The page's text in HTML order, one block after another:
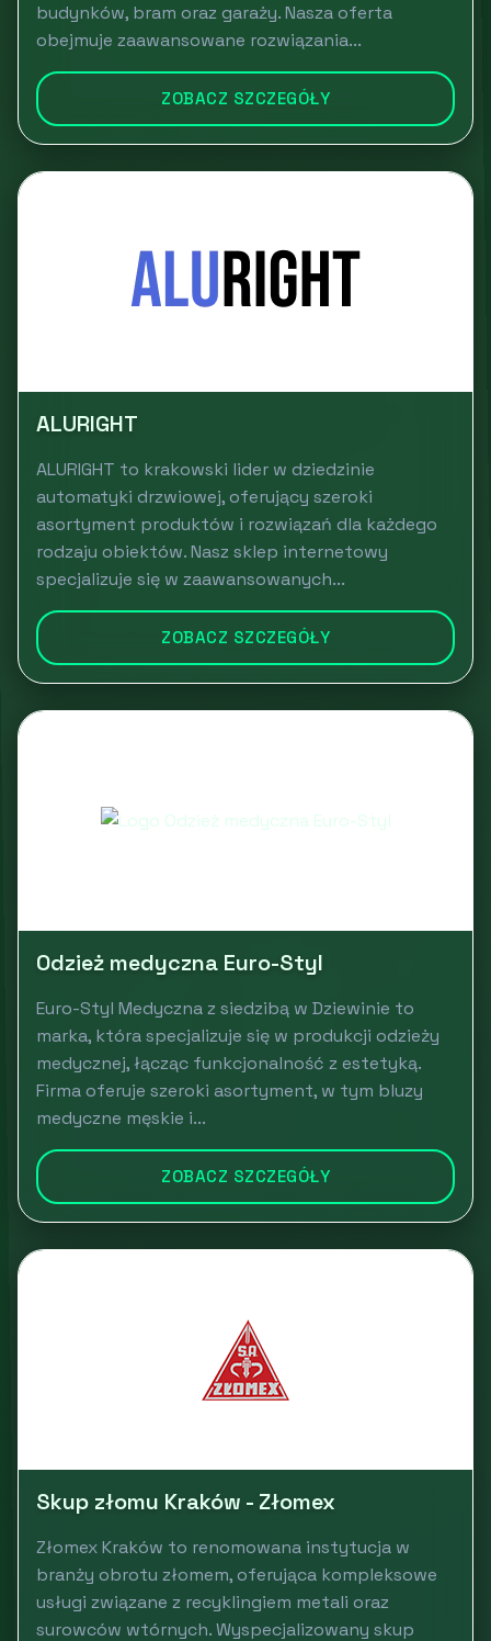
budynków, bram oraz garaży. Nasza oferta
obejmuje zaawansowane rozwiązania...
ZOBACZ SZCZEGÓŁY
ALURIGHT
ALURIGHT to krakowski lider w dziedzinie
automatyki drzwiowej, oferujący szeroki
asortyment produktów i rozwiązań dla każdego
rodzaju obiektów. Nasz sklep internetowy
specjalizuje się w zaawansowanych...
ZOBACZ SZCZEGÓŁY
Odzież medyczna Euro-Styl
Euro-Styl Medyczna z siedzibą w Dziewinie to
marka, która specjalizuje się w produkcji odzieży
medycznej, łącząc funkcjonalność z estetyką.
Firma oferuje szeroki asortyment, w tym bluzy
medyczne męskie i...
ZOBACZ SZCZEGÓŁY
Skup złomu Kraków - Złomex
Złomex Kraków to renomowana instytucja w
branży obrotu złomem, oferująca kompleksowe
usługi związane z recyklingiem metali oraz
surowców wtórnych. Wyspecjalizowany skup